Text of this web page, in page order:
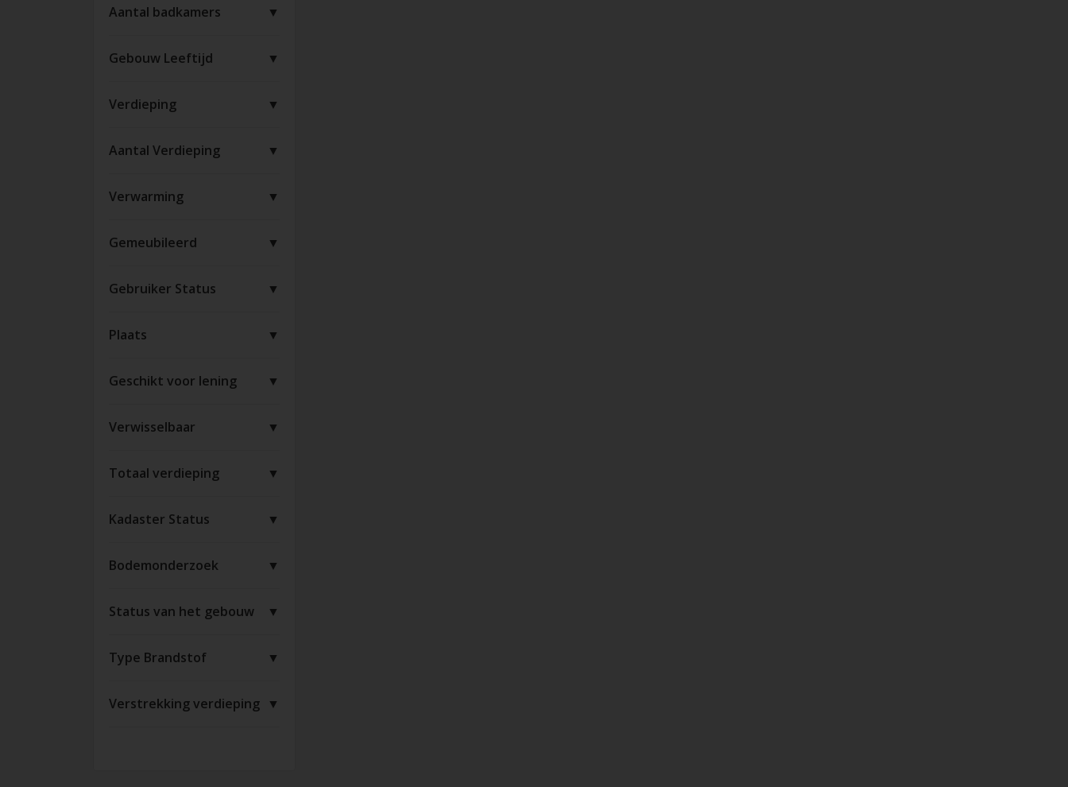
Aantal badkamers ▼
Gebouw Leeftijd ▼
Verdieping ▼
Aantal Verdieping ▼
Verwarming ▼
Gemeubileerd ▼
Gebruiker Status ▼
Plaats ▼
Geschikt voor lening ▼
Verwisselbaar ▼
Totaal verdieping ▼
Kadaster Status ▼
Bodemonderzoek ▼
Status van het gebouw ▼
Type Brandstof ▼
Verstrekking verdieping ▼